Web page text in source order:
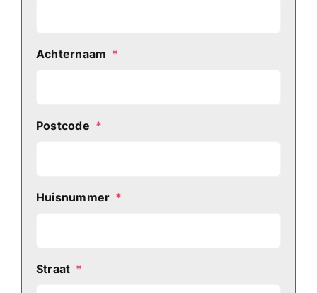
Achternaam *
Postcode *
Huisnummer *
Straat *